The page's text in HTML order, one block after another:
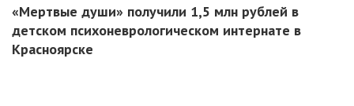
«Мертвые души» получили 1,5 млн рублей в
детском психоневрологическом интернате в
Красноярске